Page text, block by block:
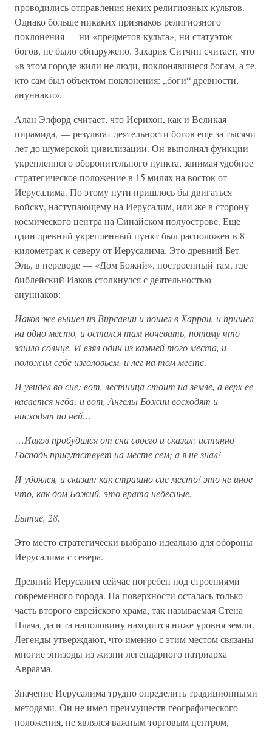
проводились отправления неких религиозных культов.
Однако больше никаких признаков религиозного
поклонения — ни «предметов культа», ни статуэток
богов, не было обнаружено. Захария Ситчин считает, что
«в этом городе жили не люди, поклонявшиеся богам, а те,
кто сам был объектом поклонения: „боги“ древности,
ануннаки».
Алан Элфорд считает, что Иерихон, как и Великая
пирамида, — результат деятельности богов еще за тысячи
лет до шумерской цивилизации. Он выполнял функции
укрепленного оборонительного пункта, занимая удобное
стратегическое положение в 15 милях на восток от
Иерусалима. По этому пути пришлось бы двигаться
войску, наступающему на Иерусалим, или же в сторону
космического центра на Синайском полуострове. Еще
один древний укрепленный пункт был расположен в 8
километрах к северу от Иерусалима. Это древний Бет-
Эль, в переводе — «Дом Божий», построенный там, где
библейский Иаков столкнулся с деятельностью
ануннаков:
Иаков же вышел из Вирсавии и пошел в Харран, и пришел
на одно место, и остался там ночевать, потому что
зашло солнце. И взял один из камней того места, и
положил себе изголовьем, и лег на том месте.
И увидел во сне: вот, лестница стоит на земле, а верх ее
касается неба; и вот, Ангелы Божии восходят и
нисходят по ней…
…Иаков пробудился от сна своего и сказал: истинно
Господь присутствует на месте сем; а я не знал!
И убоялся, и сказал: как страшно сие место! это не иное
что, как дом Божий, это врата небесные.
Бытие, 28.
Это место стратегически выбрано идеально для обороны
Иерусалима с севера.
Древний Иерусалим сейчас погребен под строениями
современного города. На поверхности осталась только
часть второго еврейского храма, так называемая Стена
Плача, да и та наполовину находится ниже уровня земли.
Легенды утверждают, что именно с этим местом связаны
многие эпизоды из жизни легендарного патриарха
Авраама.
Значение Иерусалима трудно определить традиционными
методами. Он не имел преимуществ географического
положения, не являлся важным торговым центром,